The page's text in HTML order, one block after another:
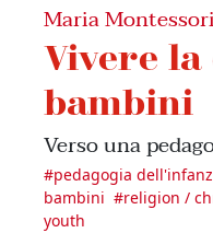
Maria Montessori
Vivere la
bambini
Verso una
#pedagogia
bambini #religion /
youth